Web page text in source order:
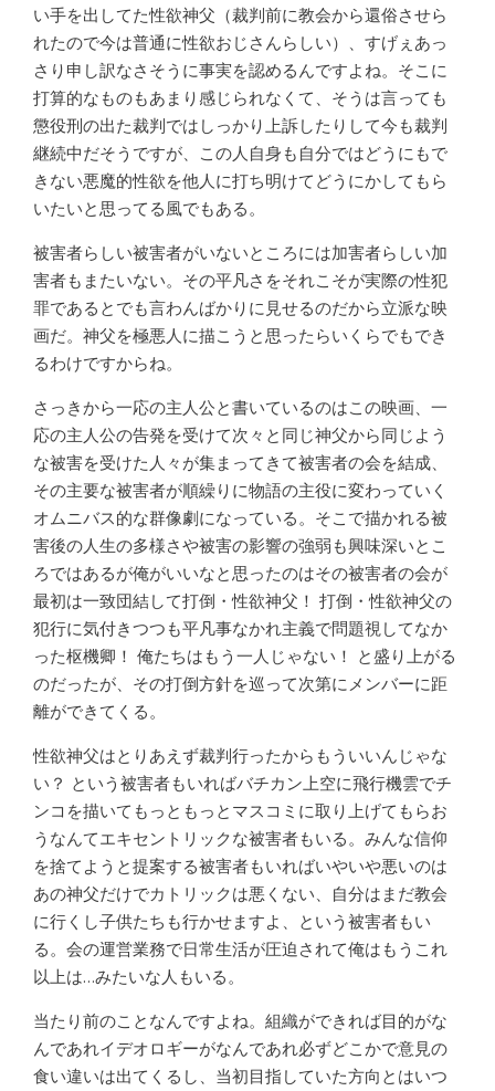
い手を出してた性欲神父（裁判前に教会から還俗させら
れたので今は普通に性欲おじさんらしい）、すげぇあっ
さり申し訳なさそうに事実を認めるんですよね。そこに
打算的なものもあまり感じられなくて、そうは言っても
懲役刑の出た裁判ではしっかり上訴したりして今も裁判
継続中だそうですが、この人自身も自分ではどうにもで
きない悪魔的性欲を他人に打ち明けてどうにかしてもら
いたいと思ってる風でもある。
被害者らしい被害者がいないところには加害者らしい加
害者もまたいない。その平凡さをそれこそが実際の性犯
罪であるとでも言わんばかりに見せるのだから立派な映
画だ。神父を極悪人に描こうと思ったらいくらでもでき
るわけですからね。
さっきから一応の主人公と書いているのはこの映画、一
応の主人公の告発を受けて次々と同じ神父から同じよう
な被害を受けた人々が集まってきて被害者の会を結成、
その主要な被害者が順繰りに物語の主役に変わっていく
オムニバス的な群像劇になっている。そこで描かれる被
害後の人生の多様さや被害の影響の強弱も興味深いとこ
ろではあるが俺がいいなと思ったのはその被害者の会が
最初は一致団結して打倒・性欲神父！ 打倒・性欲神父の
犯行に気付きつつも平凡事なかれ主義で問題視してなか
った枢機卿！ 俺たちはもう一人じゃない！ と盛り上がる
のだったが、その打倒方針を巡って次第にメンバーに距
離ができてくる。
性欲神父はとりあえず裁判行ったからもういいんじゃな
い？ という被害者もいればバチカン上空に飛行機雲でチ
ンコを描いてもっともっとマスコミに取り上げてもらお
うなんてエキセントリックな被害者もいる。みんな信仰
を捨てようと提案する被害者もいればいやいや悪いのは
あの神父だけでカトリックは悪くない、自分はまだ教会
に行くし子供たちも行かせますよ、という被害者もい
る。会の運営業務で日常生活が圧迫されて俺はもうこれ
以上は…みたいな人もいる。
当たり前のことなんですよね。組織ができれば目的がな
んであれイデオロギーがなんであれ必ずどこかで意見の
食い違いは出てくるし、当初目指していた方向とはいつ